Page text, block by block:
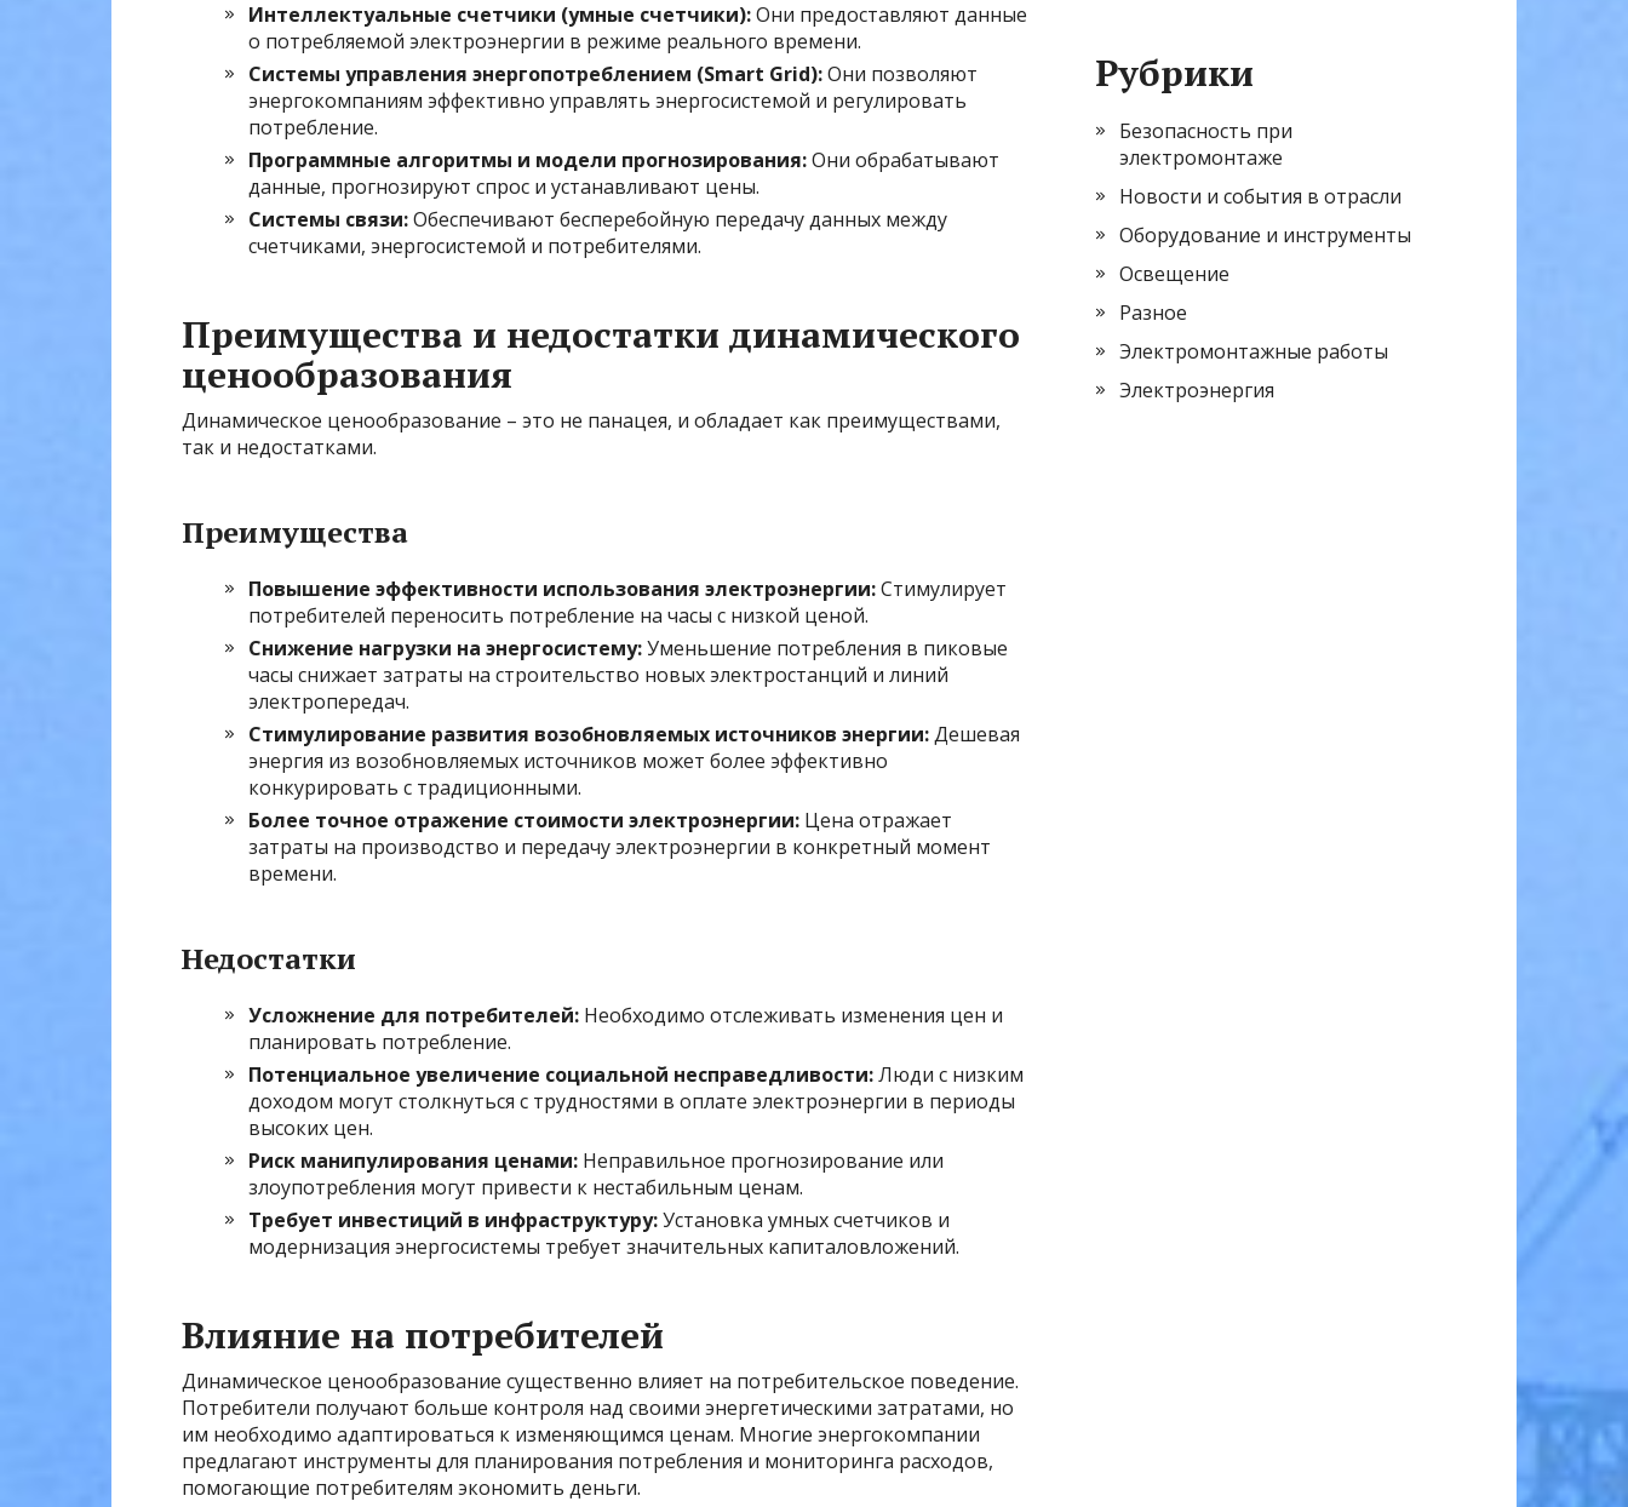
Интеллектуальные счетчики (умные счетчики):Они предоставляют данные
о потребляемой электроэнергии в режиме реального времени.
Системы управления энергопотреблением (Smart Grid):Они позволяют
энергокомпаниям эффективно управлять энергосистемой и регулировать
потребление.
Программные алгоритмы и модели прогнозирования:Они обрабатывают
данные, прогнозируют спрос и устанавливают цены.
Системы связи:Обеспечивают бесперебойную передачу данных между
счетчиками, энергосистемой и потребителями.
Преимущества и недостатки динамического
ценообразования
Динамическое ценообразование – это не панацея, и обладает как преимуществами,
так и недостатками.
Преимущества
Повышение эффективности использования электроэнергии:Стимулирует
потребителей переносить потребление на часы с низкой ценой.
Снижение нагрузки на энергосистему:Уменьшение потребления в пиковые
часы снижает затраты на строительство новых электростанций и линий
электропередач.
Стимулирование развития возобновляемых источников энергии:Дешевая
энергия из возобновляемых источников может более эффективно
конкурировать с традиционными.
Более точное отражение стоимости электроэнергии: Цена отражает
затраты на производство и передачу электроэнергии в конкретный момент
времени.
Недостатки
Усложнение для потребителей: Необходимо отслеживать изменения цен и
планировать потребление.
Потенциальное увеличение социальной несправедливости:Люди с низким
доходом могут столкнуться с трудностями в оплате электроэнергии в периоды
высоких цен.
Риск манипулирования ценами: Неправильное прогнозирование или
злоупотребления могут привести к нестабильным ценам.
Требует инвестиций в инфраструктуру:Установка умных счетчиков и
модернизация энергосистемы требует значительных капиталовложений.
Влияние на потребителей
Динамическое ценообразование существенно влияет на потребительское поведение.
Потребители получают больше контроля над своими энергетическими затратами, но
им необходимо адаптироваться к изменяющимся ценам. Многие энергокомпании
предлагают инструменты для планирования потребления и мониторинга расходов,
помогающие потребителям экономить деньги.
Рубрики
Безопасность при
электромонтаже
Новости и события в отрасли
Оборудование и инструменты
Освещение
Разное
Электромонтажные работы
Электроэнергия